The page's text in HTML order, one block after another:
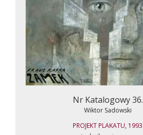
Nr Katalogowy 36.
Wiktor Sadowski
PROJEKT PLAKATU, 1993